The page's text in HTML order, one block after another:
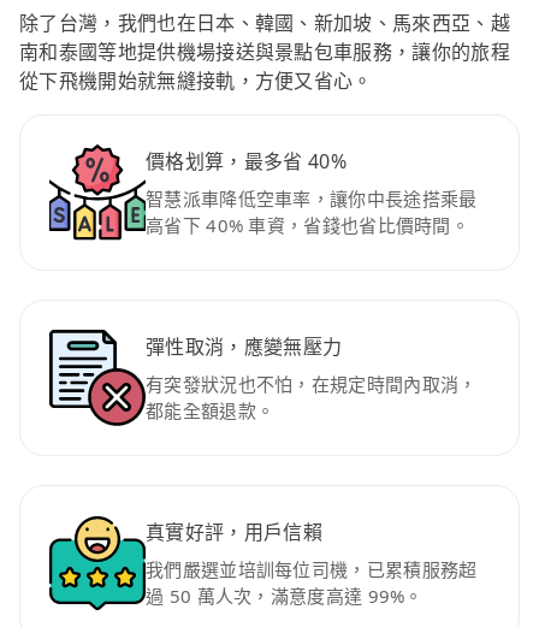
除了台灣，我們也在日本、韓國、新加坡、馬來西亞、越
南和泰國等地提供機場接送與景點包車服務，讓你的旅程
從下飛機開始就無縫接軌，方便又省心。
價格划算，最多省 40%
智慧派車降低空車率，讓你中長途搭乘最
高省下 40% 車資，省錢也省比價時間。
彈性取消，應變無壓力
有突發狀況也不怕，在規定時間內取消，
都能全額退款。
真實好評，用戶信賴
我們嚴選並培訓每位司機，已累積服務超
過 50 萬人次，滿意度高達 99%。